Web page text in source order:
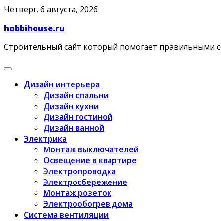
Skip
content
Четверг, 6 августа, 2026
hobbihouse.ru
Строительный сайт который помогает правильными
Дизайн интерьера
Дизайн спальни
Дизайн кухни
Дизайн гостиной
Дизайн ванной
Электрика
Монтаж выключателей
Освещение в квартире
Электропроводка
Электросбережение
Монтаж розеток
Электрообогрев дома
Система вентиляции